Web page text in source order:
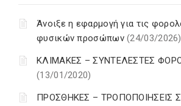
Άνοιξε η εφαρμογή για τις
φυσικών προσώπων(24/03/2026)
ΚΛΙΜΑΚΕΣ – ΣΥΝΤΕΛΕΣΤΕΣ
(13/01/2020)
ΠΡΟΣΘΗΚΕΣ – ΤΡΟΠΟΠΟΙΗΣΕΙΣ